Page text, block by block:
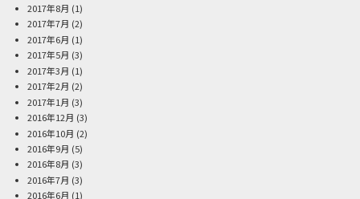
2017年8月 (1)
2017年7月 (2)
2017年6月 (1)
2017年5月 (3)
2017年3月 (1)
2017年2月 (2)
2017年1月 (3)
2016年12月 (3)
2016年10月 (2)
2016年9月 (5)
2016年8月 (3)
2016年7月 (3)
2016年6月 (1)